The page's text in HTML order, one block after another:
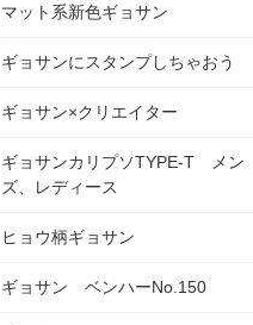
マット系新色ギョサン
ギョサンにスタンプしちゃおう
ギョサン×クリエイター
ギョサンカリプソTYPE-T メン
ズ、レディース
ヒョウ柄ギョサン
ギョサン ベンハーNo.150